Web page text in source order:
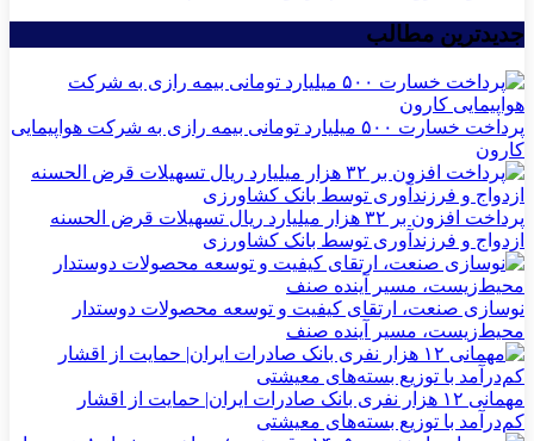
جدیدترین مطالب
پرداخت خسارت ۵۰۰ میلیارد تومانی بیمه رازی به شرکت هواپیمایی
کارون
پرداخت افزون بر ۳۲ هزار میلیارد ریال تسهیلات قرض الحسنه
ازدواج و فرزندآوری توسط بانک کشاورزی
نوسازی صنعت، ارتقای کیفیت و توسعه محصولات دوستدار
محیط‌زیست، مسیر آینده صنف
مهمانی ۱۲ هزار نفری بانک صادرات ایران| حمایت از اقشار
کم‌درآمد با توزیع بسته‌های معیشتی